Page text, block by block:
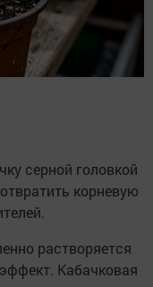
серной головкой
корневую
растворяется
Кабачковая